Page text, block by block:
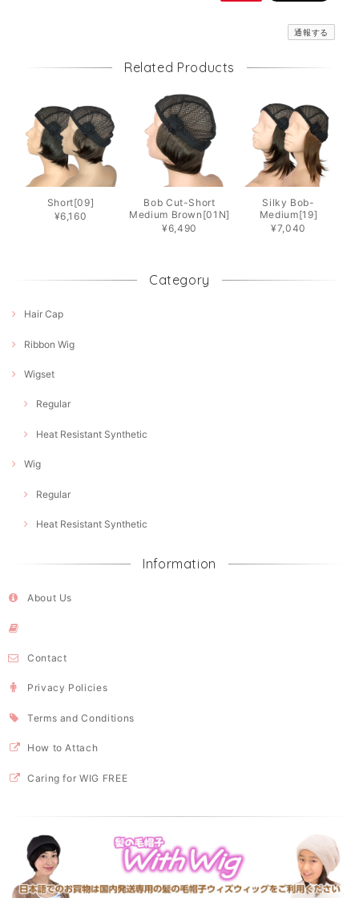
通報する
Related Products
Short[09]
¥6,160
Bob Cut-Short
Medium Brown[01N]
¥6,490
Silky Bob-
Medium[19]
¥7,040
Category
Hair Cap
Ribbon Wig
Wigset
Regular
Heat Resistant Synthetic
Wig
Regular
Heat Resistant Synthetic
Information
About Us
Contact
Privacy Policies
Terms and Conditions
How to Attach
Caring for WIG FREE